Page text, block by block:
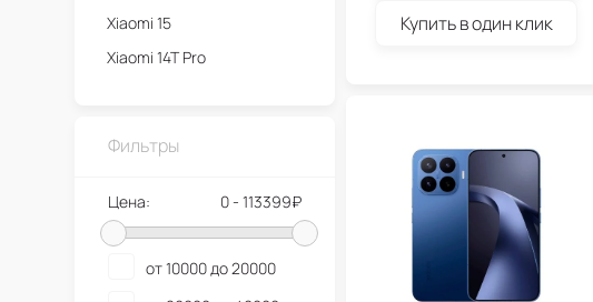
Купить в один клик
Xiaomi 15
Xiaomi 14T Pro
Xiaomi 14 Pro
Xiaomi 14
Xiaomi 13T Pro
Xiaomi 13T
Фильтры
Цена: 0 - 113399₽
от 10000 до 20000